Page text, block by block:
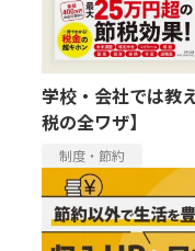
学校・会社では教
税の全ワザ】
制度・節約